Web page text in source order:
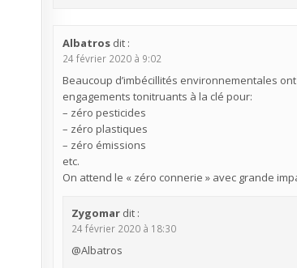
Albatros dit :
24 février 2020 à 9:02
Beaucoup d’imbécillités environnementales
engagements tonitruants à la clé pour:
– zéro pesticides
– zéro plastiques
– zéro émissions
etc.
On attend le « zéro connerie » avec grande
Zygomar dit :
24 février 2020 à 18:30
@Albatros